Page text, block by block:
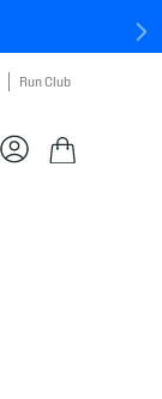
Run Club